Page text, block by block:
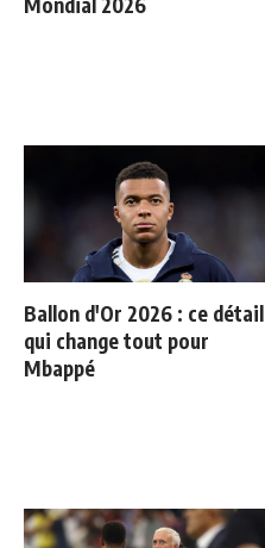
Ballon d'Or 2026 : ce détail
qui change tout pour
Mbappé